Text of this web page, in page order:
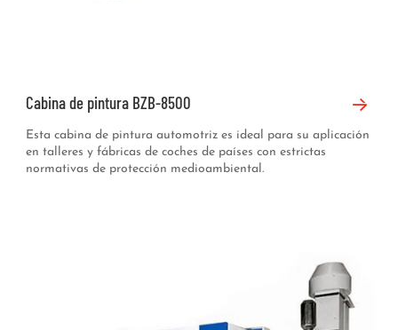
Cabina de pintura BZB-8500
Esta cabina de pintura automotriz es ideal para su aplicación
en talleres y fábricas de coches de países con estrictas
normativas de protección medioambiental.